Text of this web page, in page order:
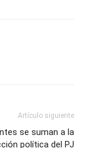
Artículo siguiente
se suman a la
política del PJ